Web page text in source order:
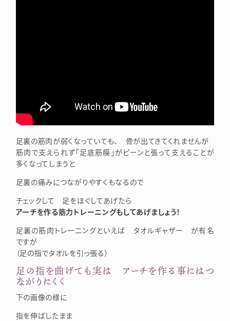
足裏の筋肉が弱くなっていても、 骨が出てきてくれませんが
筋肉で支えられず「足底筋膜」がピーンと張って支えることが
多くなってしまうと
足裏の痛みにつながりやすくもなるので
チェックして 足をほぐしてあげたら
アーチを作る筋力トレーニングもしてあげましょう！
足裏の筋肉トレーニングといえば タオルギャザー が有名
ですが
（足の指でタオルを引っ張る）
足の指を曲げても実は アーチを作る事にはつ
ながりにくく
下の画像の様に
指を伸ばしたまま